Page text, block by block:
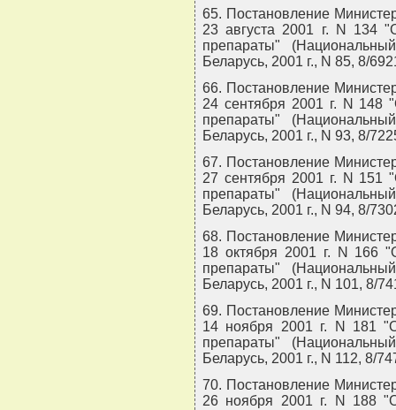
65. Постановление
23 августа 2001 г. N 134
препараты"
Беларусь, 2001 г., N 85, 8/
66. Постановление
24 сентября 2001 г. N 148
препараты"
Беларусь, 2001 г., N 93, 8/
67. Постановление
27 сентября 2001 г. N 151
препараты"
Беларусь, 2001 г., N 94, 8/
68. Постановление
18 октября 2001 г. N 166
препараты"
Беларусь, 2001 г., N 101, 8/
69. Постановление
14 ноября 2001 г. N 181
препараты"
Беларусь, 2001 г., N 112, 8/
70. Постановление
26 ноября 2001 г. N 188